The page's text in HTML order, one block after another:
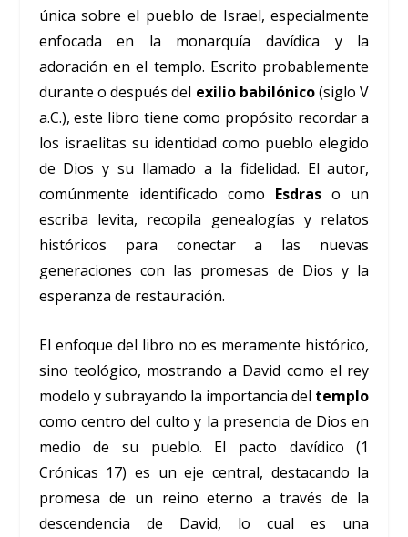
única sobre el pueblo de Israel, especialmente
enfocada en la monarquía davídica y la
adoración en el templo. Escrito probablemente
durante o después del exilio babilónico(siglo V
a.C.), este libro tiene como propósito recordar a
los israelitas su identidad como pueblo elegido
de Dios y su llamado a la fidelidad. El autor,
comúnmente identificado como Esdras o un
escriba levita, recopila genealogías y relatos
históricos para conectar a las nuevas
generaciones con las promesas de Dios y la
esperanza de restauración.
El enfoque del libro no es meramente histórico,
sino teológico, mostrando a David como el rey
modelo y subrayando la importancia del templo
como centro del culto y la presencia de Dios en
medio de su pueblo. El pacto davídico (1
Crónicas 17) es un eje central, destacando la
promesa de un reino eterno a través de la
descendencia de David, lo cual es una